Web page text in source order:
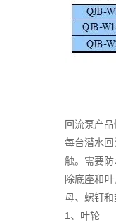
回流泵产
每台潜水
触。需要
除底座和
母、螺钉
1、叶轮